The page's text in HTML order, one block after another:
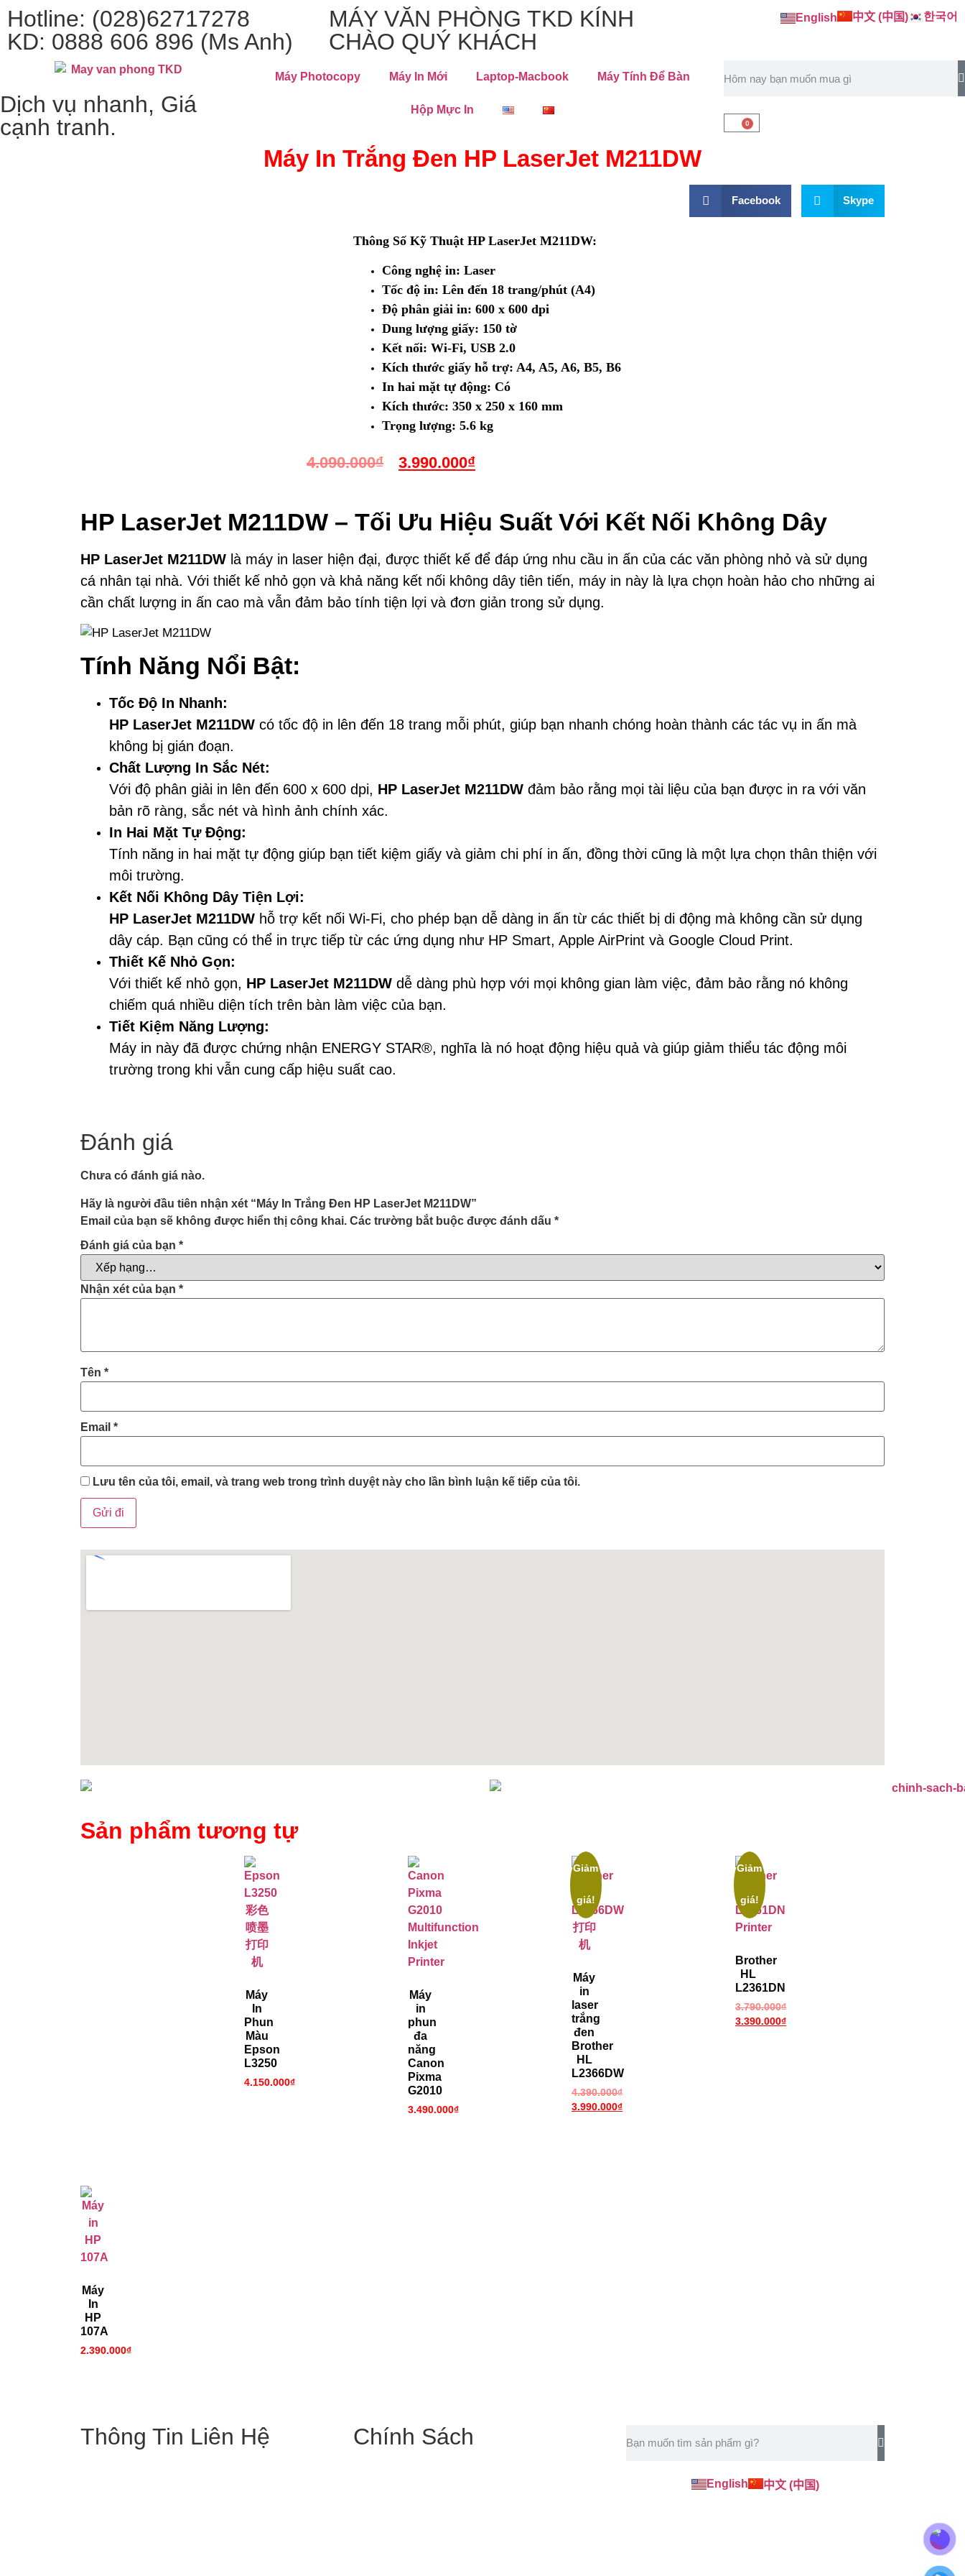
Hotline: (028)62717278
KD: 0888 606 896 (Ms Anh)
MÁY VĂN PHÒNG TKD KÍNH
CHÀO QUÝ KHÁCH
English 中文 (中国) 한국어
Dịch vụ nhanh, Giá
cạnh tranh.
Máy Photocopy Máy In Mới Laptop-Macbook Máy Tính Để Bàn
Hộp Mực In
0
Máy In Trắng Đen HP LaserJet M211DW
Facebook Skype
Thông Số Kỹ Thuật HP LaserJet M211DW:
Công nghệ in: Laser
Tốc độ in: Lên đến 18 trang/phút (A4)
Độ phân giải in: 600 x 600 dpi
Dung lượng giấy: 150 tờ
Kết nối: Wi-Fi, USB 2.0
Kích thước giấy hỗ trợ: A4, A5, A6, B5, B6
In hai mặt tự động: Có
Kích thước: 350 x 250 x 160 mm
Trọng lượng: 5.6 kg
4.090.000₫ 3.990.000₫
HP LaserJet M211DW – Tối Ưu Hiệu Suất Với Kết Nối Không Dây
HP LaserJet M211DW là máy in laser hiện đại, được thiết kế để đáp ứng nhu cầu in ấn của các văn phòng nhỏ và sử dụng
cá nhân tại nhà. Với thiết kế nhỏ gọn và khả năng kết nối không dây tiên tiến, máy in này là lựa chọn hoàn hảo cho những ai
cần chất lượng in ấn cao mà vẫn đảm bảo tính tiện lợi và đơn giản trong sử dụng.
Tính Năng Nổi Bật:
Tốc Độ In Nhanh:
HP LaserJet M211DW có tốc độ in lên đến 18 trang mỗi phút, giúp bạn nhanh chóng hoàn thành các tác vụ in ấn mà
không bị gián đoạn.
Chất Lượng In Sắc Nét:
Với độ phân giải in lên đến 600 x 600 dpi, HP LaserJet M211DW đảm bảo rằng mọi tài liệu của bạn được in ra với văn
bản rõ ràng, sắc nét và hình ảnh chính xác.
In Hai Mặt Tự Động:
Tính năng in hai mặt tự động giúp bạn tiết kiệm giấy và giảm chi phí in ấn, đồng thời cũng là một lựa chọn thân thiện với
môi trường.
Kết Nối Không Dây Tiện Lợi:
HP LaserJet M211DW hỗ trợ kết nối Wi-Fi, cho phép bạn dễ dàng in ấn từ các thiết bị di động mà không cần sử dụng
dây cáp. Bạn cũng có thể in trực tiếp từ các ứng dụng như HP Smart, Apple AirPrint và Google Cloud Print.
Thiết Kế Nhỏ Gọn:
Với thiết kế nhỏ gọn, HP LaserJet M211DW dễ dàng phù hợp với mọi không gian làm việc, đảm bảo rằng nó không
chiếm quá nhiều diện tích trên bàn làm việc của bạn.
Tiết Kiệm Năng Lượng:
Máy in này đã được chứng nhận ENERGY STAR®, nghĩa là nó hoạt động hiệu quả và giúp giảm thiểu tác động môi
trường trong khi vẫn cung cấp hiệu suất cao.
Đánh giá
Chưa có đánh giá nào.
Hãy là người đầu tiên nhận xét “Máy In Trắng Đen HP LaserJet M211DW”
Email của bạn sẽ không được hiển thị công khai. Các trường bắt buộc được đánh dấu *
Đánh giá của bạn *
Nhận xét của bạn *
Tên *
Email *
Lưu tên của tôi, email, và trang web trong trình duyệt này cho lần bình luận kế tiếp của tôi.
Sản phẩm tương tự
Máy
In
Phun
Màu
Epson
L3250
4.150.000₫
Máy
in
phun
đa
năng
Canon
Pixma
G2010
3.490.000₫
Giảm
giá!
Máy
in
laser
trắng
đen
Brother
HL
L2366DW
4.390.000₫
3.990.000₫
Giảm
giá!
Brother
HL
L2361DN
3.790.000₫
3.390.000₫
Máy
In
HP
107A
2.390.000₫
Thông Tin Liên Hệ Chính Sách
English 中文 (中国)